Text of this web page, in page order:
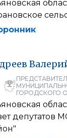
ГОРОДСКОГО
депутатов